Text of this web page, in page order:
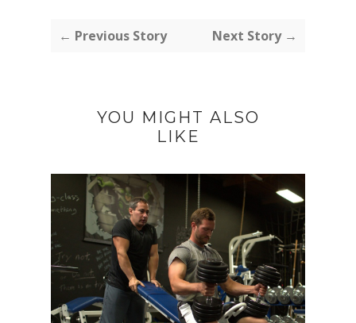
← Previous Story Next Story →
YOU MIGHT ALSO
LIKE